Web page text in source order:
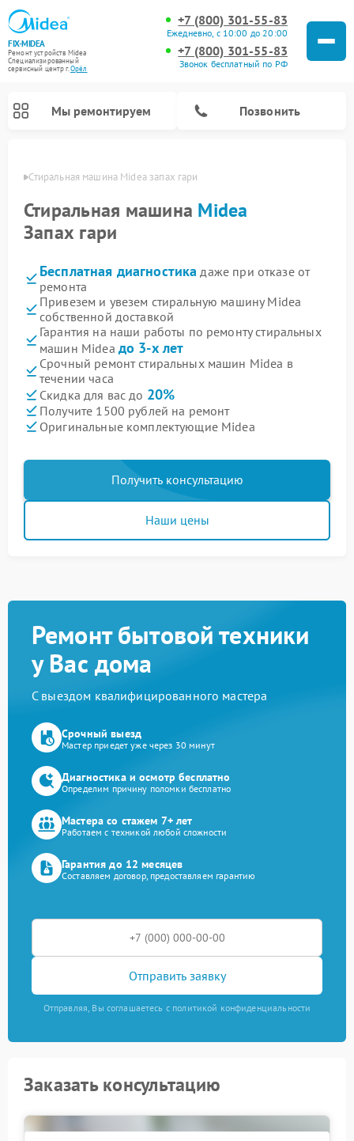
FIX-MIDEA
Ремонт устройств Midea
Специализированный
cервисный центр г.Орёл
+7 (800) 301-55-83
Ежедневно, с 10:00 до 20:00
+7 (800) 301-55-83
Звонок бесплатный по РФ
Мы ремонтируем Позвонить
Стиральная машина Midea запах гари
Стиральная машина Midea
Запах гари
Бесплатная диагностика даже при отказе от
ремонта
Привезем и увезем стиральную машину Midea
собственной доставкой
Гарантия на наши работы по ремонту стиральных
машин Midea до 3-х лет
Срочный ремонт стиральных машин Midea в
течении часа
Скидка для вас до 20%
Получите 1500 рублей на ремонт
Оригинальные комплектующие Midea
Получить консультацию
Наши цены
Ремонт бытовой техники
у Вас дома
С выездом квалифицированного мастера
Срочный выезд
Мастер приедет уже через 30 минут
Диагностика и осмотр бесплатно
Определим причину поломки бесплатно
Мастера со стажем 7+ лет
Работаем с техникой любой сложности
Гарантия до 12 месяцев
Составляем договор, предоставляем гарантию
Отправить заявку
Отправляя, Вы соглашаетесь с политикой конфиденциальности
Заказать консультацию